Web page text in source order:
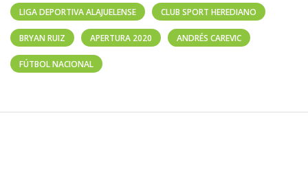
LIGA DEPORTIVA ALAJUELENSE CLUB SPORT HEREDIANO
BRYAN RUIZ APERTURA 2020 ANDRÉS CAREVIC
FÚTBOL NACIONAL